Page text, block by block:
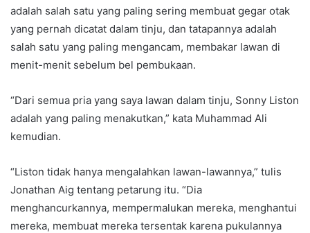
adalah salah satu yang paling sering membuat gegar otak
yang pernah dicatat dalam tinju, dan tatapannya adalah
salah satu yang paling mengancam, membakar lawan di
menit-menit sebelum bel pembukaan.
“Dari semua pria yang saya lawan dalam tinju, Sonny Liston
adalah yang paling menakutkan,” kata Muhammad Ali
kemudian.
“Liston tidak hanya mengalahkan lawan-lawannya,” tulis
Jonathan Aig tentang petarung itu. “Dia
menghancurkannya, mempermalukan mereka, menghantui
mereka, membuat mereka tersentak karena pukulannya